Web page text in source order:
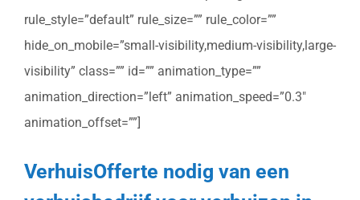
rule_style=”default” rule_size=”” rule_color=””
hide_on_mobile=”small-visibility,medium-visibility,large-
visibility” class=”” id=”” animation_type=””
animation_direction=”left” animation_speed=”0.3″
animation_offset=””]
VerhuisOfferte nodig van een